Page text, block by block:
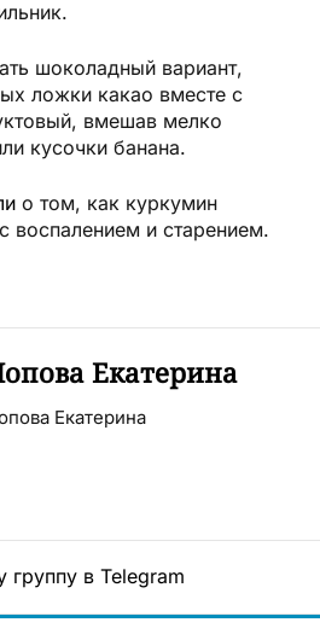
шоколадный вариант,
ложки какао вместе с
вмешав мелко
кусочки банана.
о том, как куркумин
воспалением и старением.
Екатерина
Екатерина
группу в Telegram